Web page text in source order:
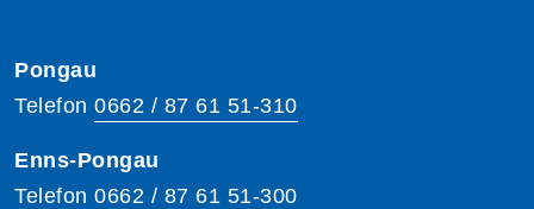
Pongau
Telefon 0662 / 87 61 51-310
Enns-Pongau
Telefon 0662 / 87 61 51-300